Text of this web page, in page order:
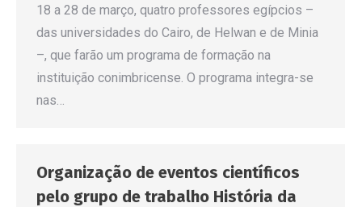
18 a 28 de março, quatro professores egípcios –
das universidades do Cairo, de Helwan e de Minia
–, que farão um programa de formação na
instituição conimbricense. O programa integra-se
nas…
Organização de eventos científicos
pelo grupo de trabalho História da